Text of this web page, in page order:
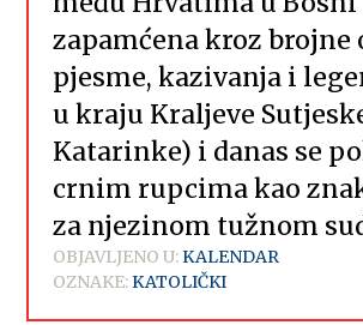
zapamćena kroz brojne
pjesme, kazivanja i
u kraju Kraljeve
Katarinke) i danas se
crnim rupcima kao
za njezinom tužnom
OBJAVLJENO U:KALENDAR
OZNAKE:KATOLIČKI